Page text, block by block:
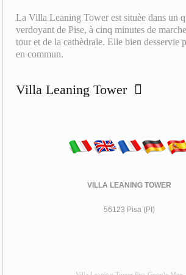
La Villa Leaning Tower est situèe dans un
verdoyant de Pise, à cinq minutes de
tour et de la cathèdrale. Elle bien desservie
en commun.
Villa Leaning Tower
VILLA LEANING TOWER
56123 Pisa (PI)